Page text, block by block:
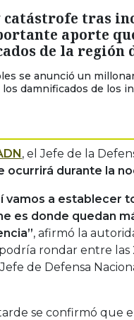
catástrofe tras
aporte
de la región
se anunció un
los damnificados de los
, el Jefe de la
ocurrirá durante la
vamos a establecer
es donde quedan
, afirmó la
rondar entre las
de Defensa
se confirmó que el